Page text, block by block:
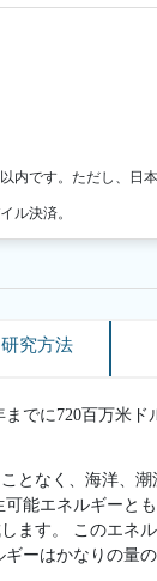
内です。ただし、日
ル決済。
研究方法
でに720百万米
となく、海洋、
可能エネルギーと
ます。 このエネ
ーはかなりの量